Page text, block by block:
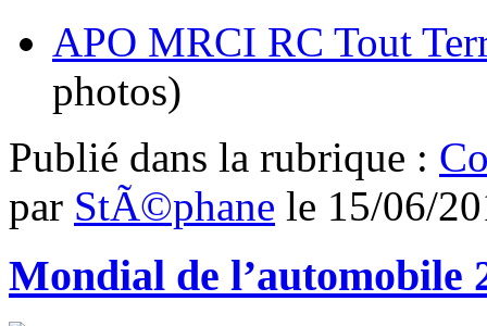
APO MRCI RC Tout
photos)
Publié dans la rubrique :
par StÃ©phane le 15/06/
Mondial de l’automobile